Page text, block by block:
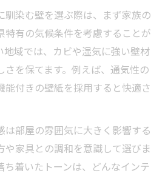
馴染む壁を選ぶ際は、まず家族の
特有の気候条件を考慮することが
地域では、カビや湿気に強い壁材
さを保てます。例えば、通気性の
能付きの壁紙を採用すると快適さ
は部屋の雰囲気に大きく影響する
や家具との調和を意識して選びま
ち着いたトーンは、どんなインテ